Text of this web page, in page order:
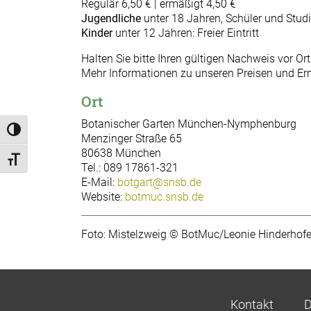
Umschalten auf hohe Kontraste
Schrift vergrößern
Regulär 6,50 € | ermäßigt 4,50 €
Jugendliche unter 18 Jahren, Schüler und
Kinder unter 12 Jahren: Freier Eintritt
Halten Sie bitte Ihren gültigen Nachweis vor
Mehr Informationen zu unseren Preisen und
Ort
Botanischer Garten München-Nymphenburg
Menzinger Straße 65
80638 München
Tel.: 089 17861-321
E-Mail: botgart@snsb.de
Website: botmuc.snsb.de
Foto: Mistelzweig © BotMuc/Leonie
Kontakt